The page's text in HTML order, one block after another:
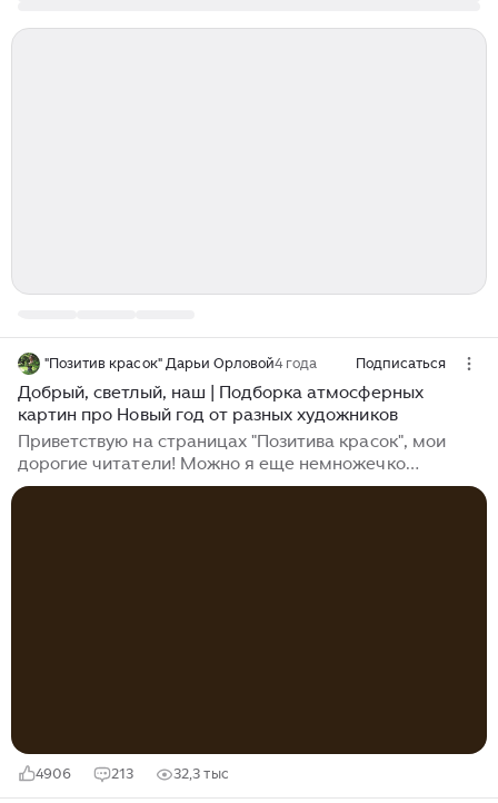
"Позитив красок" Дарьи Орловой4 года Подписаться
Добрый, светлый, наш | Подборка атмосферных
картин про Новый год от разных художников
Приветствую на страницах "Позитива красок", мои
дорогие читатели! Можно я еще немножечко
поговорю с вами про Новый год? Есть у меня на
4906 213 32,3 тыс